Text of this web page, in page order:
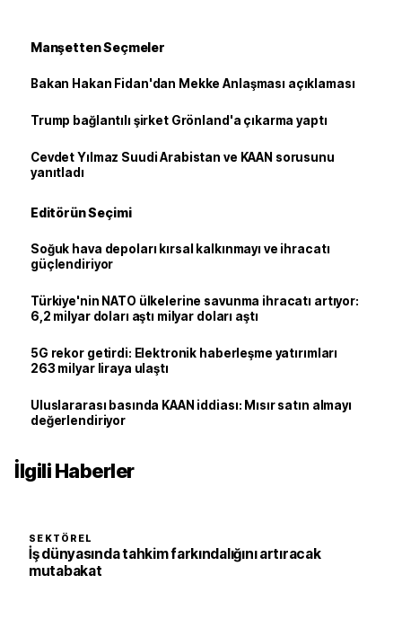
Manşetten Seçmeler
Bakan Hakan Fidan'dan Mekke Anlaşması açıklaması
Trump bağlantılı şirket Grönland'a çıkarma yaptı
Cevdet Yılmaz Suudi Arabistan ve KAAN sorusunu
yanıtladı
Editörün Seçimi
Soğuk hava depoları kırsal kalkınmayı ve ihracatı
güçlendiriyor
Türkiye'nin NATO ülkelerine savunma ihracatı artıyor:
6,2 milyar doları aştı milyar doları aştı
5G rekor getirdi: Elektronik haberleşme yatırımları
263 milyar liraya ulaştı
Uluslararası basında KAAN iddiası: Mısır satın almayı
değerlendiriyor
İlgili Haberler
SEKTÖREL
İş dünyasında tahkim farkındalığını artıracak
mutabakat